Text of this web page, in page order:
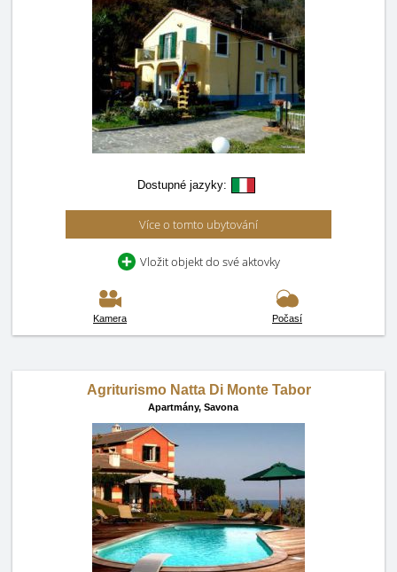
Dostupné jazyky:
Více o tomto ubytování
Vložit objekt do své aktovky
Kamera Počasí
Agriturismo Natta Di Monte Tabor
Apartmány, Savona